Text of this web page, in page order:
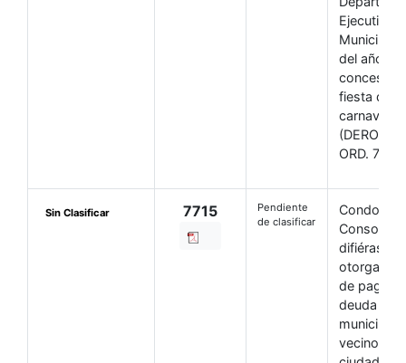
Ejecutivo
Municipal
del año
fiesta de
carnaval.-
ORD.
Sin Clasificar 7715
Pendiente
de clasificar
difiérase y
otorgase
de pago
deuda por
vecinos